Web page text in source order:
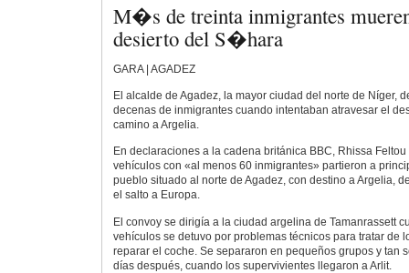
M�s de treinta inmigrantes
desierto del S�hara
GARA | AGADEZ
El alcalde de Agadez, la mayor ciudad del norte de Níger,
decenas de inmigrantes cuando intentaban atravesar el
camino a Argelia.
En declaraciones a la cadena británica BBC, Rhissa
vehículos con «al menos 60 inmigrantes» partieron a
pueblo situado al norte de Agadez, con destino a Argelia,
el salto a Europa.
El convoy se dirigía a la ciudad argelina de Tamanrassett
vehículos se detuvo por problemas técnicos para tratar de
reparar el coche. Se separaron en pequeños grupos y tan
días después, cuando los supervivientes llegaron a Arlit.